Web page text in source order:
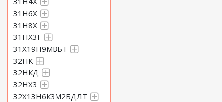
31Н6Х
31Н8Х
31НХ3Г
31Х19Н9МВБТ
32НК
32НКД
32НХ3
32Х13Н6К3М2БДЛТ